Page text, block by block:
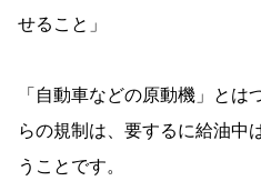
せること」
「自動車などの原動機」とは
らの規制は、要するに給油中
うことです。